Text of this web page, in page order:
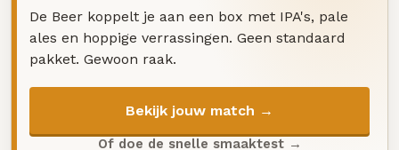
De Beer koppelt je aan een box met IPA's, pale
ales en hoppige verrassingen. Geen standaard
pakket. Gewoon raak.
Bekijk jouw match →
Of doe de snelle smaaktest →